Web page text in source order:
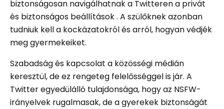
biztonságosan navigálhatnak a Twitteren a privát
és biztonságos beállítások . A szülőknek azonban
tudniuk kell a kockázatokról és arról, hogyan védjék
meg gyermekeiket.
Szabadság és kapcsolat a közösségi médián
keresztül, de ez rengeteg felelősséggel is jár. A
Twitter egyedülálló tulajdonsága, hogy az NSFW-
irányelvek rugalmasak, de a gyerekek biztonságát